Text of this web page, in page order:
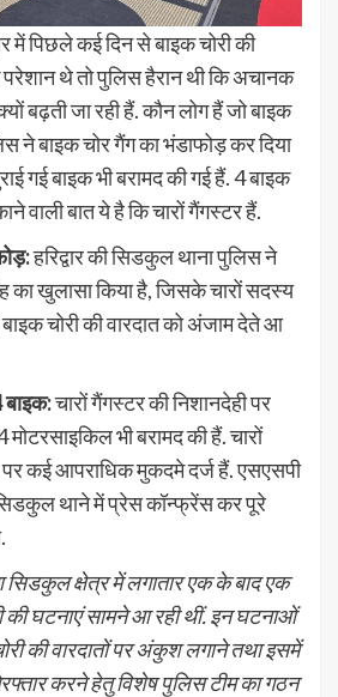
में पिछले कई दिन से बाइक चोरी की
थे तो पुलिस हैरान थी कि अचानक
बढ़ती जा रही हैं. कौन लोग हैं जो बाइक
ने बाइक चोर गैंग का भंडाफोड़ कर दिया
गई बाइक भी बरामद की गई हैं. 4 बाइक
वाली बात ये है कि चारों गैंगस्टर हैं.
हरिद्वार की सिडकुल थाना पुलिस ने
का खुलासा किया है, जिसके चारों सदस्य
चोरी की वारदात को अंजाम देते आ
चारों गैंगस्टर की निशानदेही पर
भी बरामद की हैं. चारों
कई आपराधिक मुकदमे दर्ज हैं. एसएसपी
थाने में प्रेस कॉन्फ्रेंस कर पूरे
सिडकुल क्षेत्र में लगातार एक के बाद एक
की घटनाएं सामने आ रही थीं. इन घटनाओं
की वारदातों पर अंकुश लगाने तथा इसमें
करने हेतु विशेष पुलिस टीम का गठन